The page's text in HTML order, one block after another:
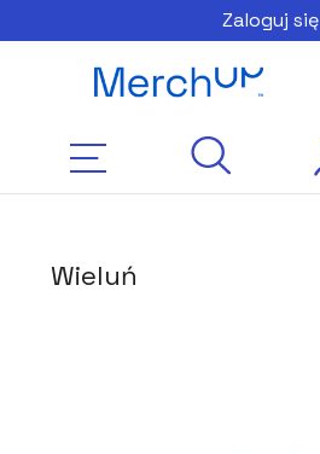
Zaloguj się
Wieluń